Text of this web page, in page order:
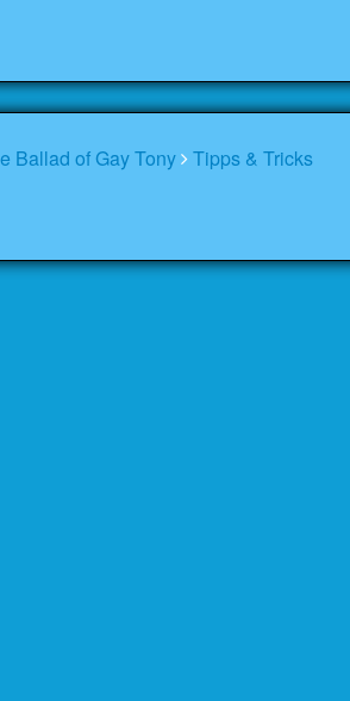
Ballad of Gay Tony Tipps & Tricks